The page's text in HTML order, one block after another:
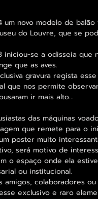
um novo modelo de
do Louvre, que se
iniciou-se a odisseia
que as aves.
gravura regista
que nos permite
ir mais alto...
das máquinas
que remete para o
poster muito
será motivo de
o espaço onde ela
ou institucional.
amigos, colaboradores
exclusivo e raro